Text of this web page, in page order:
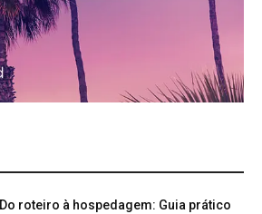
Do roteiro à hospedagem: Guia prático